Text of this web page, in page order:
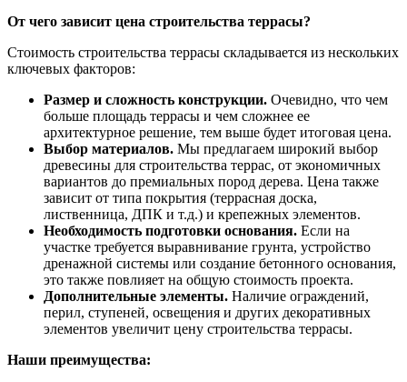
От чего зависит цена строительства террасы?
Стоимость строительства террасы складывается из нескольких
ключевых факторов:
Размер и сложность конструкции. Очевидно, что чем
больше площадь террасы и чем сложнее ее
архитектурное решение, тем выше будет итоговая цена.
Выбор материалов. Мы предлагаем широкий выбор
древесины для строительства террас, от экономичных
вариантов до премиальных пород дерева. Цена также
зависит от типа покрытия (террасная доска,
лиственница, ДПК и т.д.) и крепежных элементов.
Необходимость подготовки основания. Если на
участке требуется выравнивание грунта, устройство
дренажной системы или создание бетонного основания,
это также повлияет на общую стоимость проекта.
Дополнительные элементы. Наличие ограждений,
перил, ступеней, освещения и других декоративных
элементов увеличит цену строительства террасы.
Наши преимущества: